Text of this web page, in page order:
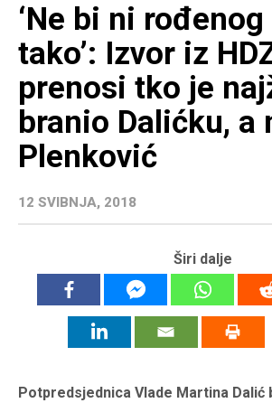
‘Ne bi ni
tako’: Izvor iz
prenosi tko je
branio Dalićku, a
Plenković
12 SVIBNJA, 2018
Širi dalje
Potpredsjednica Vlade Martina Dalić